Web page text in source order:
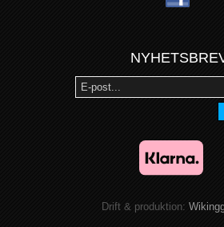
Drift & produktion: